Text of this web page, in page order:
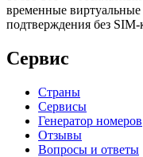
временные
подтверждения без
Сервис
Страны
Сервисы
Генератор номеров
Отзывы
Вопросы и ответы